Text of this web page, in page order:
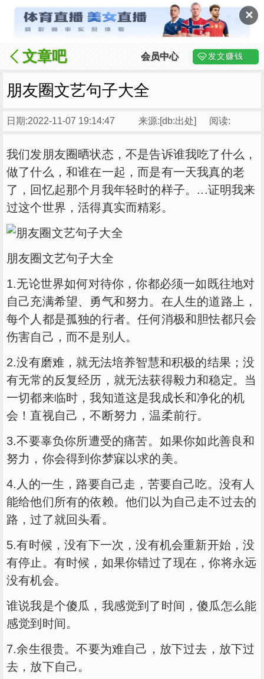
✕
文章吧 会员中心 发文赚钱
朋友圈文艺句子大全
日期:2022-11-07 19:14:47 来源:[db:出处] 阅读:
我们发朋友圈晒状态，不是告诉谁我吃了什么，
做了什么，和谁在一起，而是有一天我真的老
了，回忆起那个月我年轻时的样子。...证明我来
过这个世界，活得真实而精彩。
朋友圈文艺句子大全
1.无论世界如何对待你，你都必须一如既往地对
自己充满希望、勇气和努力。在人生的道路上，
每个人都是孤独的行者。任何消极和胆怯都只会
伤害自己，而不是别人。
2.没有磨难，就无法培养智慧和积极的结果；没
有无常的反复经历，就无法获得毅力和稳定。当
一切都来临时，我知道这是我成长和净化的机
会！直视自己，不断努力，温柔前行。
3.不要辜负你所遭受的痛苦。如果你如此善良和
努力，你会得到你梦寐以求的美。
4.人的一生，路要自己走，苦要自己吃。没有人
能给他们所有的依赖。他们以为自己走不过去的
路，过了就回头看。
5.有时候，没有下一次，没有机会重新开始，没
有停止。有时候，如果你错过了现在，你将永远
没有机会。
谁说我是个傻瓜，我感觉到了时间，傻瓜怎么能
感觉到时间。
7.余生很贵。不要为难自己，放下过去，放下过
去，放下自己。